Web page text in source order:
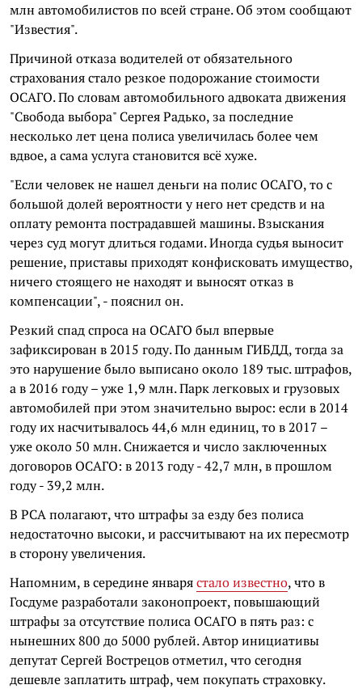
млн автомобилистов по всей стране. Об этом сообщают
"Известия".
Причиной отказа водителей от обязательного
страхования стало резкое подорожание стоимости
ОСАГО. По словам автомобильного адвоката движения
"Свобода выбора" Сергея Радько, за последние
несколько лет цена полиса увеличилась более чем
вдвое, а сама услуга становится всё хуже.
"Если человек не нашел деньги на полис ОСАГО, то с
большой долей вероятности у него нет средств и на
оплату ремонта пострадавшей машины. Взыскания
через суд могут длиться годами. Иногда судья выносит
решение, приставы приходят конфисковать имущество,
ничего стоящего не находят и выносят отказ в
компенсации", - пояснил он.
Резкий спад спроса на ОСАГО был впервые
зафиксирован в 2015 году. По данным ГИБДД, тогда за
это нарушение было выписано около 189 тыс. штрафов,
а в 2016 году – уже 1,9 млн. Парк легковых и грузовых
автомобилей при этом значительно вырос: если в 2014
году их насчитывалось 44,6 млн единиц, то в 2017 –
уже около 50 млн. Снижается и число заключенных
договоров ОСАГО: в 2013 году - 42,7 млн, в прошлом
году - 39,2 млн.
В РСА полагают, что штрафы за езду без полиса
недостаточно высоки, и рассчитывают на их пересмотр
в сторону увеличения.
Напомним, в середине январястало известно, что в
Госдуме разработали законопроект, повышающий
штрафы за отсутствие полиса ОСАГО в пять раз: с
нынешних 800 до 5000 рублей. Автор инициативы
депутат Сергей Вострецов отметил, что сегодня
дешевле заплатить штраф, чем покупать страховку.